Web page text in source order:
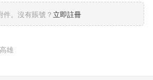
件。沒有賬號？立即註冊
雄